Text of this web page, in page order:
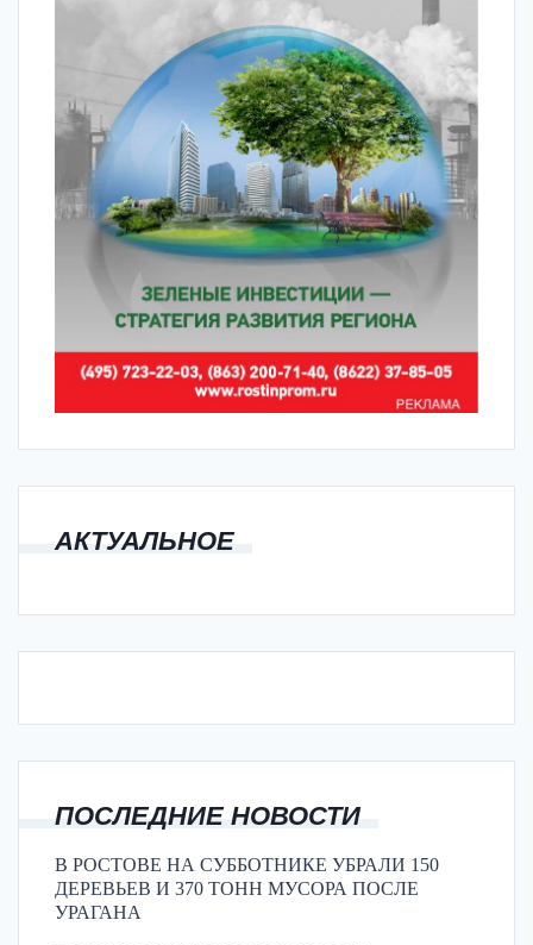
АКТУАЛЬНОЕ
ПОСЛЕДНИЕ НОВОСТИ
В РОСТОВЕ НА СУББОТНИКЕ УБРАЛИ 150
ДЕРЕВЬЕВ И 370 ТОНН МУСОРА ПОСЛЕ
УРАГАНА